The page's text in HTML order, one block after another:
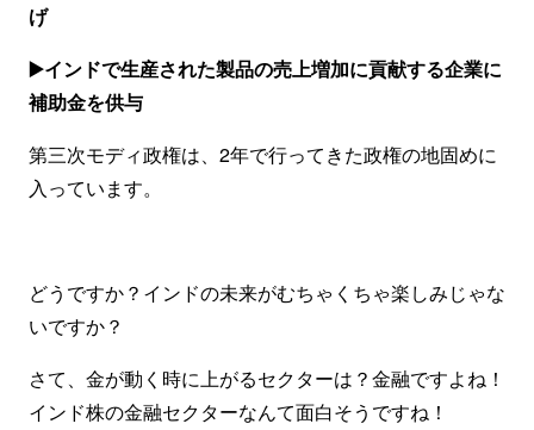
げ
▶️インドで生産された製品の売上増加に貢献する企業に
補助金を供与
第三次モディ政権は、2年で行ってきた政権の地固めに
入っています。
どうですか？インドの未来がむちゃくちゃ楽しみじゃな
いですか？
さて、金が動く時に上がるセクターは？金融ですよね！
インド株の金融セクターなんて面白そうですね！